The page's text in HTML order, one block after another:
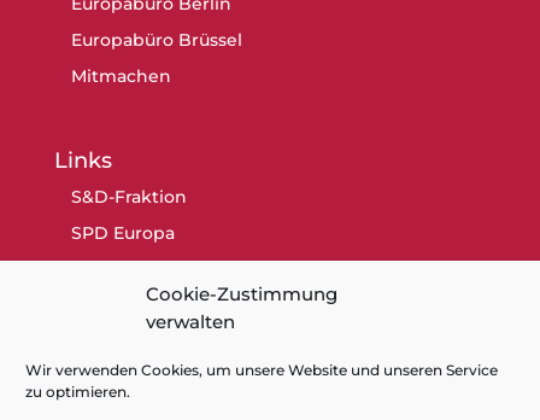
Cookie-Zustimmung
verwalten
Wir verwenden Cookies, um unsere Website und unseren Service
zu optimieren.
Europabüro Brüssel
Mitmachen
Links
S&D-Fraktion
SPD Europa